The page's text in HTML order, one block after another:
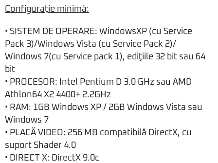
Configuraţie minimă:
• SISTEM DE OPERARE: WindowsXP (cu Service
Pack 3)/Windows Vista (cu Service Pack 2)/
Windows 7(cu Service pack 1), ediţiile 32 bit sau 64
bit
• PROCESOR: Intel Pentium D 3.0 GHz sau AMD
Athlon64 X2 4400+ 2.2GHz
• RAM: 1GB Windows XP / 2GB Windows Vista sau
Windows 7
• PLACĂ VIDEO: 256 MB compatibilă DirectX, cu
suport Shader 4.0
• DIRECT X: DirectX 9.0c